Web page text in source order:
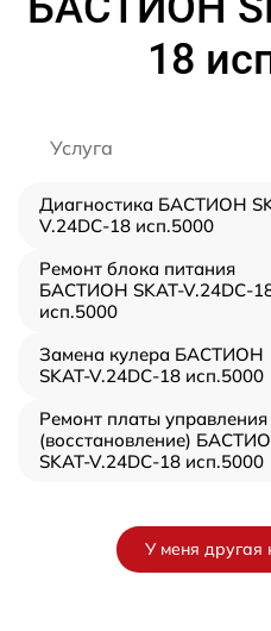
18
Услуга
Диагностика БАСТИОН
V.24DC-18 исп.5000
Ремонт блока питания
БАСТИОН SKAT-V.24DC-
исп.5000
Замена кулера БАСТИОН
SKAT-V.24DC-18 исп.5000
Ремонт платы управления
(восстановление)
SKAT-V.24DC-18 исп.5000
У меня другая